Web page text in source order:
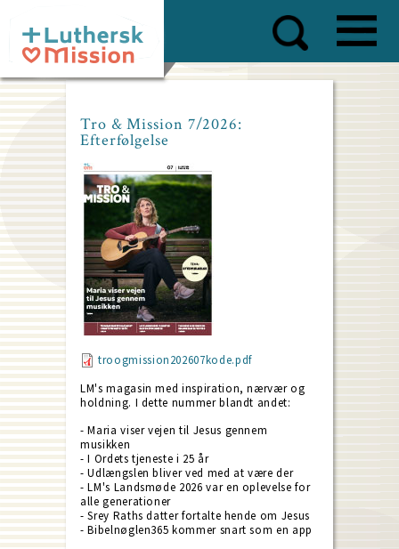
main
content
Tro & Mission 7/2026:
Efterfølgelse
troogmission202607kode.pdf
LM's magasin med inspiration, nærvær og
holdning. I dette nummer blandt andet:
- Maria viser vejen til Jesus gennem
musikken
- I Ordets tjeneste i 25 år
- Udlængslen bliver ved med at være der
- LM's Landsmøde 2026 var en oplevelse for
alle generationer
- Srey Raths datter fortalte hende om Jesus
- Bibelnøglen365 kommer snart som en app